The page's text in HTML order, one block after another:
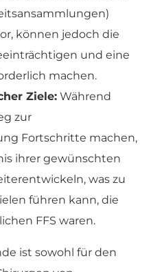
können jedoch die
und eine
machen.
Ziele: Während
zur
Fortschritte machen,
ihrer gewünschten
was zu
führen kann, die
FFS waren.
ist sowohl für den